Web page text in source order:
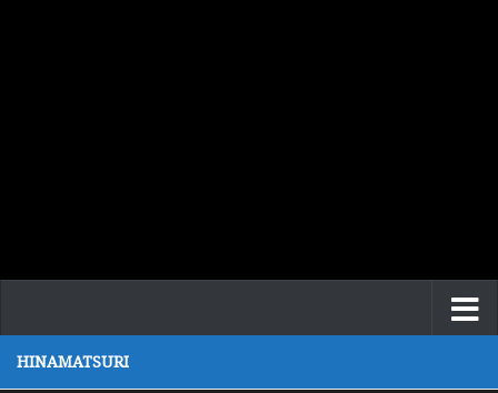
HINAMATSURI